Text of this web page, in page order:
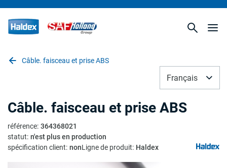
Câble. faisceau et prise ABS
Français
Câble. faisceau et prise ABS
référence: 364368021
statut: n'est plus en production
spécification client: nonLigne de produit: Haldex